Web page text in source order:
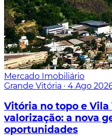
Mercado Imobiliário
Grande Vitória · 4 Ago
Vitória no topo e
valorização: a nova
oportunidades